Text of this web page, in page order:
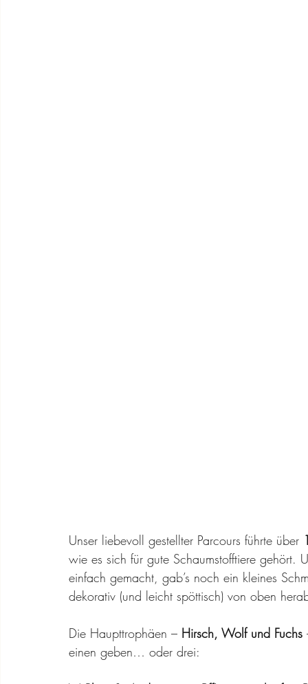
Unser liebevoll gestellter Parcours führte über
wie es sich für gute Schaumstofftiere
einfach gemacht, gab’s noch ein kleines
dekorativ (und leicht spöttisch) von oben
Die Haupttrophäen – Hirsch, Wolf und Fuchs
einen geben… oder drei: